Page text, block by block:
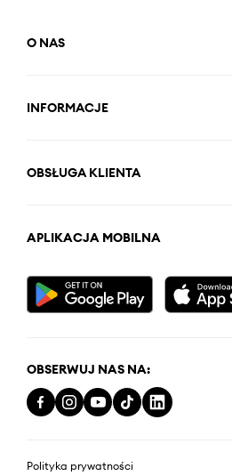
O NAS
INFORMACJE
OBSŁUGA KLIENTA
APLIKACJA MOBILNA
OBSERWUJ NAS NA:
Polityka prywatności